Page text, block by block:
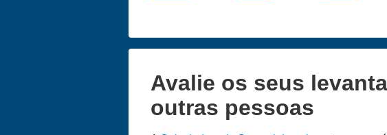
Avalie os seus
outras pessoas